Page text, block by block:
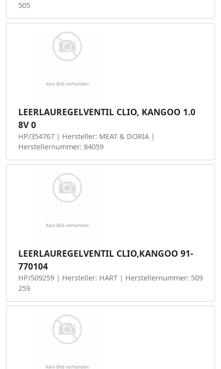
505
LEERLAUREGELVENTIL CLIO, KANGOO 1.0
8V 0
HP/354767 | Hersteller: MEAT & DORIA |
Herstellernummer: 84059
LEERLAUREGELVENTIL CLIO,KANGOO 91-
770104
HP/509259 | Hersteller: HART | Herstellernummer: 509
259